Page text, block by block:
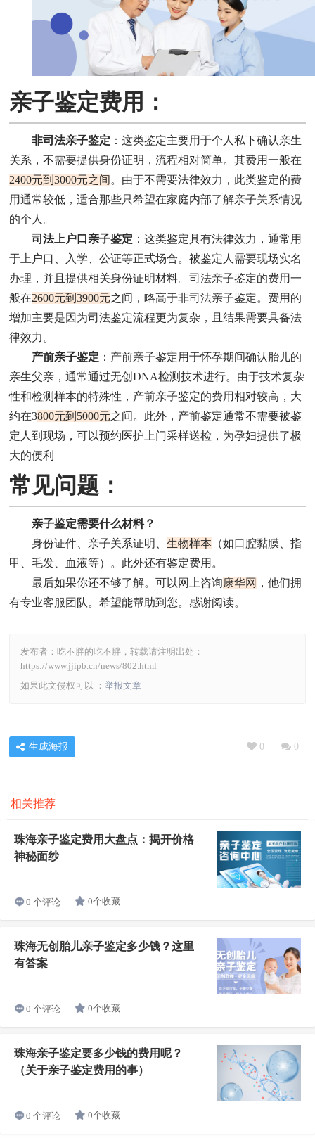
亲子鉴定费用：
非司法亲子鉴定 ：这类鉴定主要用于个人私下确认亲生
关系，不需要提供身份证明，流程相对简单。其费用一般在
2400元到3000元之间 。由于不需要法律效力，此类鉴定的费
用通常较低，适合那些只希望在家庭内部了解亲子关系情况
的个人。
司法上户口亲子鉴定 ：这类鉴定具有法律效力，通常用
于上户口、入学、公证等正式场合。被鉴定人需要现场实名
办理，并且提供相关身份证明材料。司法亲子鉴定的费用一
般在2600元到3900元之间，略高于非司法亲子鉴定。费用的
增加主要是因为司法鉴定流程更为复杂，且结果需要具备法
律效力。
产前亲子鉴定 ：产前亲子鉴定用于怀孕期间确认胎儿的
亲生父亲，通常通过无创DNA检测技术进行。由于技术复杂
性和检测样本的特殊性，产前亲子鉴定的费用相对较高，大
约在3800元到5000元之间。此外，产前鉴定通常不需要被鉴
定人到现场，可以预约医护上门采样送检，为孕妇提供了极
大的便利
常见问题：
亲子鉴定需要什么材料？
身份证件、亲子关系证明、 生物样本 （如口腔黏膜、指
甲、毛发、血液等）。此外还有鉴定费用。
最后如果你还不够了解。可以网上咨询康华网 ，他们拥
有专业客服团队。希望能帮助到您。感谢阅读。
发布者：吃不胖的吃不胖，转载请注明出处：
https://www.jjipb.cn/news/802.html
如果此文侵权可以 ： 举报文章
0 0
生成海报
相关推荐
珠海亲子鉴定费用大盘点：揭开价格
神秘面纱
0 个评论 0个收藏
珠海无创胎儿亲子鉴定多少钱？这里
有答案
0 个评论 0个收藏
珠海亲子鉴定要多少钱的费用呢？
（关于亲子鉴定费用的事）
0 个评论 0个收藏